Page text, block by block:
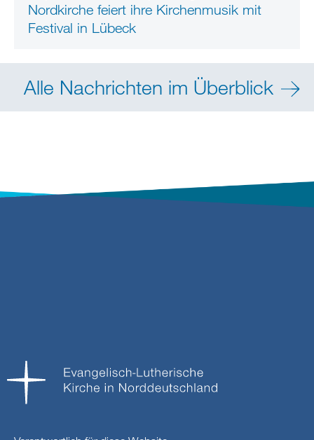
Nordkirche feiert ihre Kirchenmusik mit
Festival in Lübeck
Alle Nachrichten im Überblick